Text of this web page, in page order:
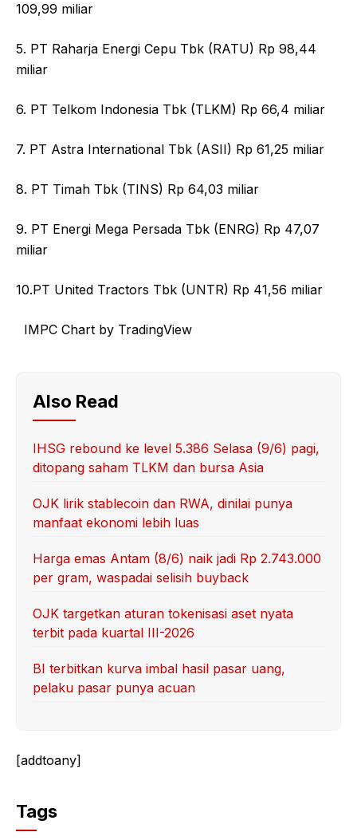
109,99 miliar
5. PT Raharja Energi Cepu Tbk (RATU) Rp 98,44
miliar
6. PT Telkom Indonesia Tbk (TLKM) Rp 66,4 miliar
7. PT Astra International Tbk (ASII) Rp 61,25 miliar
8. PT Timah Tbk (TINS) Rp 64,03 miliar
9. PT Energi Mega Persada Tbk (ENRG) Rp 47,07
miliar
10.PT United Tractors Tbk (UNTR) Rp 41,56 miliar
IMPC Chart by TradingView
Also Read
IHSG rebound ke level 5.386 Selasa (9/6) pagi,
ditopang saham TLKM dan bursa Asia
OJK lirik stablecoin dan RWA, dinilai punya
manfaat ekonomi lebih luas
Harga emas Antam (8/6) naik jadi Rp 2.743.000
per gram, waspadai selisih buyback
OJK targetkan aturan tokenisasi aset nyata
terbit pada kuartal III-2026
BI terbitkan kurva imbal hasil pasar uang,
pelaku pasar punya acuan
[addtoany]
Tags